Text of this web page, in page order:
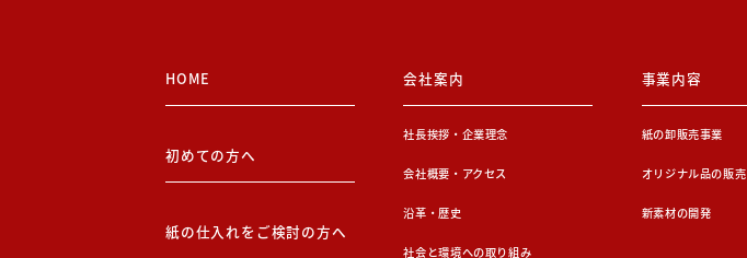
HOME
初めての方へ
紙の仕入れをご検討の方へ
会社案内
社長挨拶・企業理念
会社概要・アクセス
沿革・歴史
社会と環境への取り組み
事業内容
紙の卸販売事業
オリジナル品の販売
新素材の開発